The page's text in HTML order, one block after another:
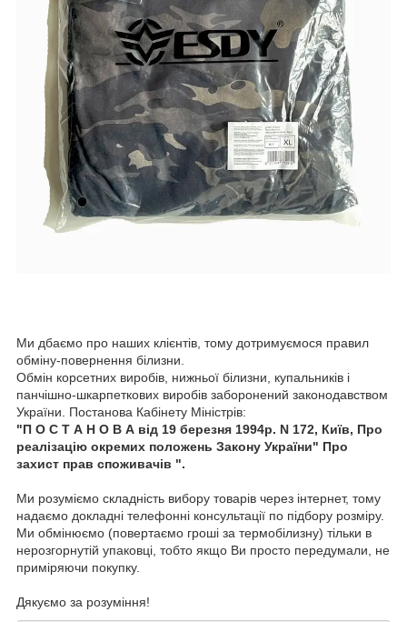
Ми дбаємо про наших клієнтів, тому дотримуємося правил
обміну-повернення білизни.
Обмін корсетних виробів, нижньої білизни, купальників і
панчішно-шкарпеткових виробів заборонений законодавством
України. Постанова Кабінету Міністрів:
"П О С Т А Н О В А від 19 березня 1994р. N 172, Київ, Про
реалізацію окремих положень Закону України" Про
захист прав споживачів ".
Ми розуміємо складність вибору товарів через інтернет, тому
надаємо докладні телефонні консультації по підбору розміру.
Ми обмінюємо (повертаємо гроші за термобілизну) тільки в
нерозгорнутій упаковці, тобто якщо Ви просто передумали, не
приміряючи покупку.
Дякуємо за розуміння!